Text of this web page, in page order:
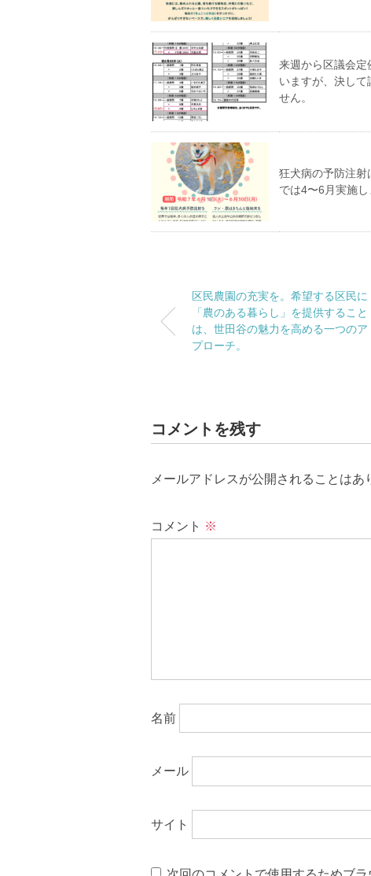
来週から区議会定
いますが、決し
せん。
狂犬病の予防注射
では4〜6月実施し
区民農園の充実を。希望する区民に
「農のある暮らし」を提供すること
は、世田谷の魅力を高める一つのア
プローチ。
コメントを残す
メールアドレスが公開されることはあ
コメント ※
名前
メール
サイト